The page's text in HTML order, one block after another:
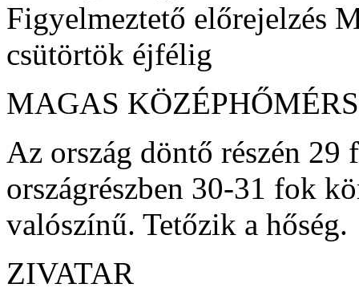
Figyelmeztető előrejelzés
csütörtök éjfélig
MAGAS
Az ország döntő részén
országrészben 30-31 fok
valószínű. Tetőzik a hőség.
ZIVATAR